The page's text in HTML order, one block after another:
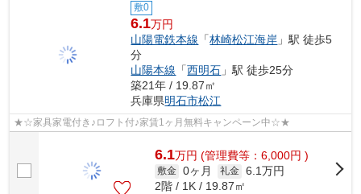
敷0
6.1万円
山陽電鉄本線 「林崎松江海岸 」駅 徒歩5
分
山陽本線 「西明石 」駅 徒歩25分
築21年 / 19.87㎡
兵庫県明石市松江
★☆家具家電付き♪ロフト付♪家賃1ヶ月無料キャンペーン中☆★
6.1万円 (管理費等：6,000円 )
敷金 0ヶ月 礼金 6.1万円
2階 / 1K / 19.87㎡